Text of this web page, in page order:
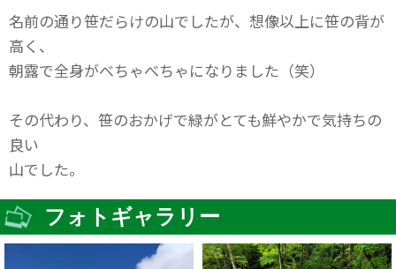
名前の通り笹だらけの山でしたが、想像以上に笹の背が
高く、
朝露で全身がべちゃべちゃになりました（笑）
その代わり、笹のおかげで緑がとても鮮やかで気持ちの
良い
山でした。
フォトギャラリー